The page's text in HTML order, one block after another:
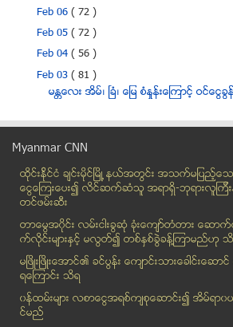
Feb 06( 72 )
Feb 05( 72 )
Feb 04( 56 )
Feb 03( 81 )
မႏၲေလး အိမ္၊ ၿခံ၊ ေျမ စံႏႈန္းေၾကာင့္ ဝင္ေငြ
မန္းရတနာပုံ ပုဂၢလိက ေလေၾကာင္းလိုင္း ပ်ံသန္
ရာႏႈန္းျပည့္ ေအာင္ျမင္ျခင္း မရွိသည့္ ထိုင္းေ႐
အရြယ္တင္ ႏုပ်ဳိလိုသူတိုင္း ညဘက္လုပ္သင့္သ
ဆိုေတးပါဝင္သီဆုိသ႐ုပ္ေဆာင္ထားတဲ့ Hello
သနပ္ခါးဇာတ္ကားနဲ႔ ပတ္သက္ၿပီး ပရိသတ္ရဲ႕
သေဘၤာေပၚတြင္ ဘိလပ္ေျမအိတ္မ်ားၿပိဳက်
အမည္မသိ ခရီးသည္မွ ခၽြန္ထက္ေသာအရာျ
ဖုန္းေျပာေနသူထံမွ ဖုန္းကိုလုယူထြက္ေျပးသူ
Myanmar CNN
ထိုင္းနို္င္ငံ ခ်င္းမိုင္ျမိဳ ့နယ္အတြင္း အသက္မျပည့္ေသ
ေငြေၾကးေပး၍ လိင္ဆက္ဆံသူ အရာရွိ-ဘုရားလူၾကီး
တင္ဖမ္းဆီး
တာေမြအ၀ိုင္း လမ္းငါးခြဆံု ခံုးေက်ာ္တံတား ေဆာ
က္လိုင္းမ်ားႏွင့္ မလြတ္၍ တစ္ႏွစ္ခြဲခန္႔ၾကာမည္ဟု
မၿဖိဳးၿဖိဳးေအာင္၏ ခင္ပြန္း ေက်ာင္းသားေခါင္းေ
ရေၾကာင္း သိရ
၀န္ထမ္းမ်ား လစာေငြအရစ္က်စုေဆာင္း၍ အိမ္
င္မည္